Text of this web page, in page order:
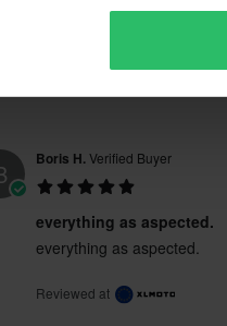
Boris H.Verified Buyer
everything as aspected.
everything as aspected.
Reviewed at